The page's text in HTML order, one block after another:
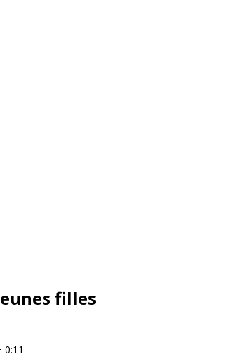
filles
0:11